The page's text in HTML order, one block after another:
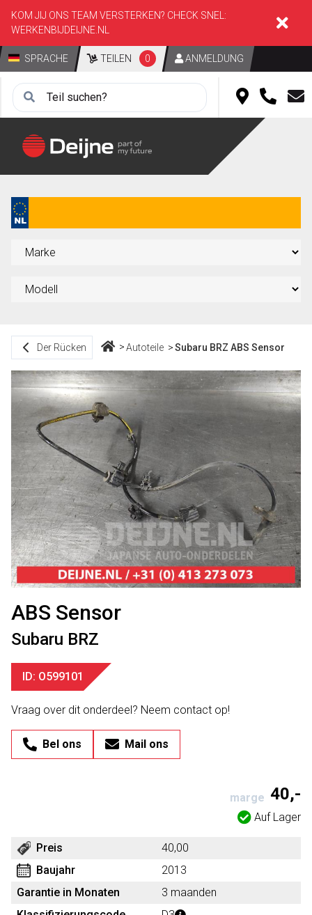
KOM JIJ ONS TEAM VERSTERKEN? CHECK SNEL:
WERKENBIJDEIJNE.NL
SPRACHE TEILEN 0 ANMELDUNG
Der Rücken Autoteile Subaru BRZ ABS Sensor
ABS Sensor
Subaru BRZ
ID: O599101
Vraag over dit onderdeel? Neem contact op!
Bel ons Mail ons
marge 40,-
Auf Lager
Preis
40,00
Baujahr
2013
Garantie in Monaten
3 maanden